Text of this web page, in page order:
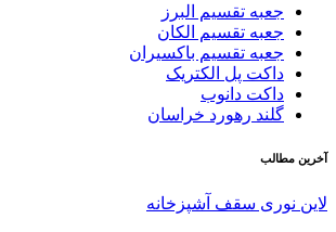
جعبه تقسیم البرز
جعبه تقسیم الکان
جعبه تقسیم باکسیران
داکت پل الکتریک
داکت دانوب
گلند رهورد خراسان
آخرین مطالب
لاین نوری سقف آشپزخانه